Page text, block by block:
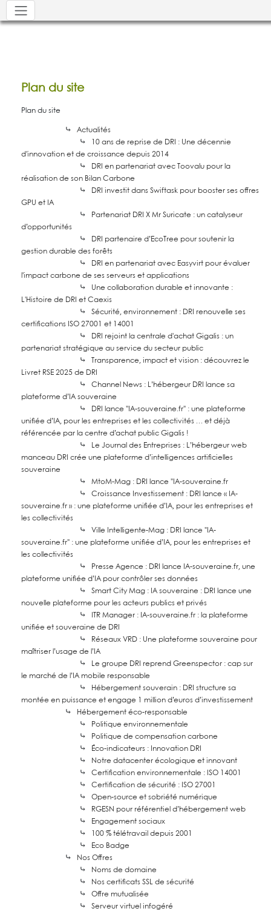
Plan du site
Plan du site
⤷ Actualités
⤷
10 ans de reprise de DRI : Une décennie
d'innovation et de croissance depuis 2014
⤷
DRI en partenariat avec Toovalu pour la
réalisation de son Bilan Carbone
⤷
DRI investit dans Swiftask pour booster ses offres
GPU et IA
⤷
Partenariat DRI X Mr Suricate : un catalyseur
d’opportunités
⤷
DRI partenaire d’EcoTree pour soutenir la
gestion durable des forêts
⤷
DRI en partenariat avec Easyvirt pour évaluer
l'impact carbone de ses serveurs et applications
⤷
Une collaboration durable et innovante :
L'Histoire de DRI et Caexis
⤷
Sécurité, environnement : DRI renouvelle ses
certifications ISO 27001 et 14001
⤷
DRI rejoint la centrale d'achat Gigalis : un
partenariat stratégique au service du secteur public
⤷
Transparence, impact et vision : découvrez le
Livret RSE 2025 de DRI
⤷
Channel News : L’hébergeur DRI lance sa
plateforme d’IA souveraine
⤷
DRI lance "IA-souveraine.fr" : une plateforme
unifiée d’IA, pour les entreprises et les collectivités … et déjà
référencée par la centre d’achat public Gigalis !
⤷
Le Journal des Entreprises : L’hébergeur web
manceau DRI crée une plateforme d’intelligences artificielles
souveraine
⤷ MtoM-Mag : DRI lance "IA-souveraine.fr
⤷
Croissance Investissement : DRI lance « IA-
souveraine.fr » : une plateforme unifiée d’IA, pour les entreprises et
les collectivités
⤷
Ville Intelligente-Mag : DRI lance "IA-
souveraine.fr" : une plateforme unifiée d’IA, pour les entreprises et
les collectivités
⤷
Presse Agence : DRI lance IA-souveraine.fr, une
plateforme unifiée d’IA pour contrôler ses données
⤷
Smart City Mag : IA souveraine : DRI lance une
nouvelle plateforme pour les acteurs publics et privés
⤷
ITR Manager : IA-souveraine.fr : la plateforme
unifiée et souveraine de DRI
⤷
Réseaux VRD : Une plateforme souveraine pour
maîtriser l’usage de l’IA
⤷
Le groupe DRI reprend Greenspector : cap sur
le marché de l’IA mobile responsable
⤷
Hébergement souverain : DRI structure sa
montée en puissance et engage 1 million d’euros d’investissement
⤷ Hébergement éco-responsable
⤷ Politique environnementale
⤷ Politique de compensation carbone
⤷ Éco-indicateurs : Innovation DRI
⤷ Notre datacenter écologique et innovant
⤷ Certification environnementale : ISO 14001
⤷ Certification de sécurité : ISO 27001
⤷ Open-source et sobriété numérique
⤷ RGESN pour référentiel d’hébergement web
⤷ Engagement sociaux
⤷ 100 % télétravail depuis 2001
⤷ Eco Badge
⤷ Nos Offres
⤷ Noms de domaine
⤷ Nos certificats SSL de sécurité
⤷ Offre mutualisée
⤷ Serveur virtuel infogéré